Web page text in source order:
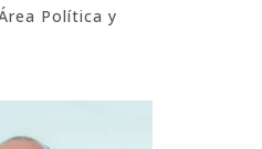
Política y